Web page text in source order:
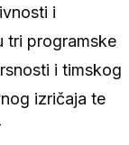
i
tri programske
i timskog
izričaja te